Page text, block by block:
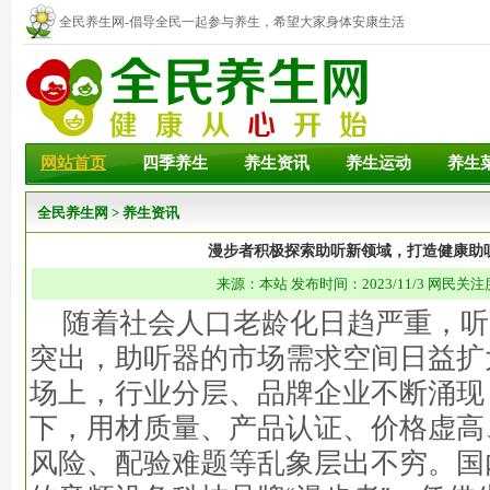
全民养生网-倡导全民一起参与养生，希望大家身体安康生活
幸福！
网站首页 四季养生 养生资讯 养生运动 养生
全民养生网 > 养生资讯
漫步者积极探索助听新领域，打造健康助
来源：本站 发布时间：2023/11/3 网民关注
随着社会人口老龄化日趋严重，
突出，助听器的市场需求空间日益
场上，行业分层、品牌企业不断涌
下，用材质量、产品认证、价格虚
风险、配验难题等乱象层出不穷。